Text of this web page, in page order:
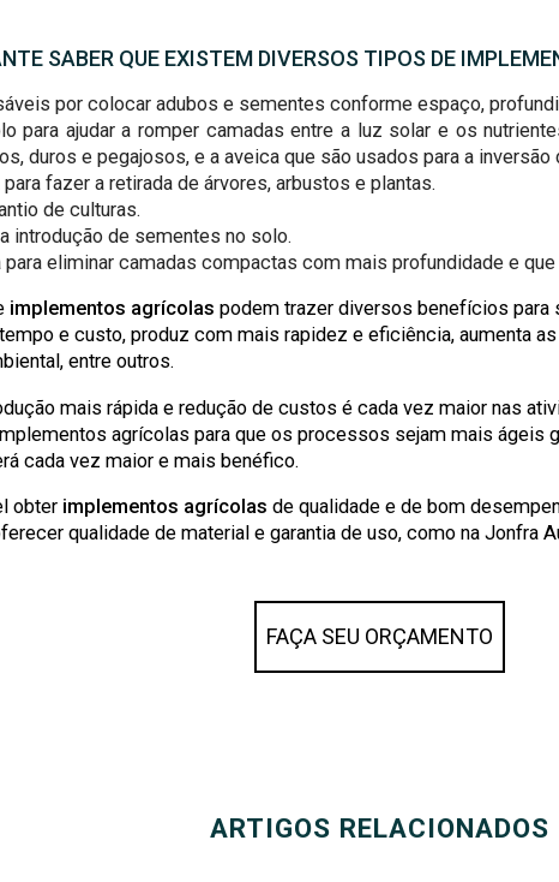
SABER QUE EXISTEM DIVERSOS TIPOS DE
por colocar adubos e sementes conforme espaço,
para ajudar a romper camadas entre a luz solar e os
duros e pegajosos, e a aveica que são usados para a
fazer a retirada de árvores, arbustos e plantas.
de culturas.
introdução de sementes no solo.
para eliminar camadas compactas com mais profundidade e
implementos agrícolas podem trazer diversos benefícios para
e custo, produz com mais rapidez e eficiência, aumenta
entre outros.
mais rápida e redução de custos é cada vez maior nas
agrícolas para que os processos sejam mais ágeis
cada vez maior e mais benéfico.
obter implementos agrícolas de qualidade e de bom
qualidade de material e garantia de uso, como na Jonfra
FAÇA SEU ORÇAMENTO
ARTIGOS RELACIONADOS